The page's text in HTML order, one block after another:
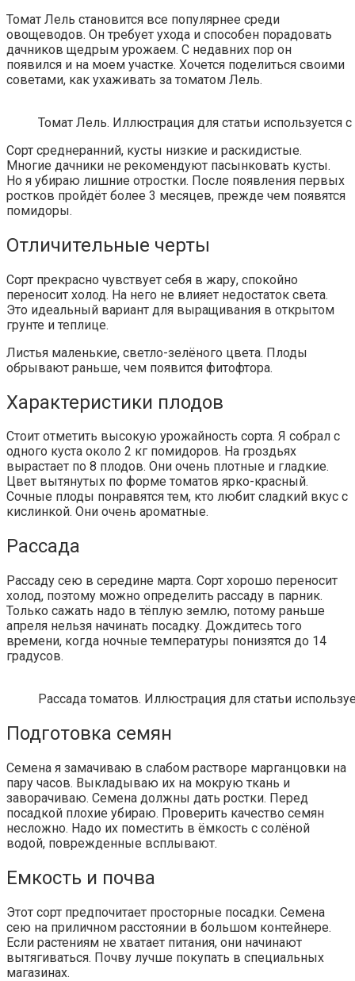
Томат Лель становится все популярнее среди
овощеводов. Он требует ухода и способен порадовать
дачников щедрым урожаем. С недавних пор он
появился и на моем участке. Хочется поделиться своими
советами, как ухаживать за томатом Лель.
Томат Лель. Иллюстрация для статьи используется с
Сорт среднеранний, кусты низкие и раскидистые.
Многие дачники не рекомендуют пасынковать кусты.
Но я убираю лишние отростки. После появления первых
ростков пройдёт более 3 месяцев, прежде чем появятся
помидоры.
Отличительные черты
Сорт прекрасно чувствует себя в жару, спокойно
переносит холод. На него не влияет недостаток света.
Это идеальный вариант для выращивания в открытом
грунте и теплице.
Листья маленькие, светло-зелёного цвета. Плоды
обрывают раньше, чем появится фитофтора.
Характеристики плодов
Стоит отметить высокую урожайность сорта. Я собрал с
одного куста около 2 кг помидоров. На гроздьях
вырастает по 8 плодов. Они очень плотные и гладкие.
Цвет вытянутых по форме томатов ярко-красный.
Сочные плоды понравятся тем, кто любит сладкий вкус с
кислинкой. Они очень ароматные.
Рассада
Рассаду сею в середине марта. Сорт хорошо переносит
холод, поэтому можно определить рассаду в парник.
Только сажать надо в тёплую землю, потому раньше
апреля нельзя начинать посадку. Дождитесь того
времени, когда ночные температуры понизятся до 14
градусов.
Рассада томатов. Иллюстрация для статьи
Подготовка семян
Семена я замачиваю в слабом растворе марганцовки на
пару часов. Выкладываю их на мокрую ткань и
заворачиваю. Семена должны дать ростки. Перед
посадкой плохие убираю. Проверить качество семян
несложно. Надо их поместить в ёмкость с солёной
водой, поврежденные всплывают.
Емкость и почва
Этот сорт предпочитает просторные посадки. Семена
сею на приличном расстоянии в большом контейнере.
Если растениям не хватает питания, они начинают
вытягиваться. Почву лучше покупать в специальных
магазинах.